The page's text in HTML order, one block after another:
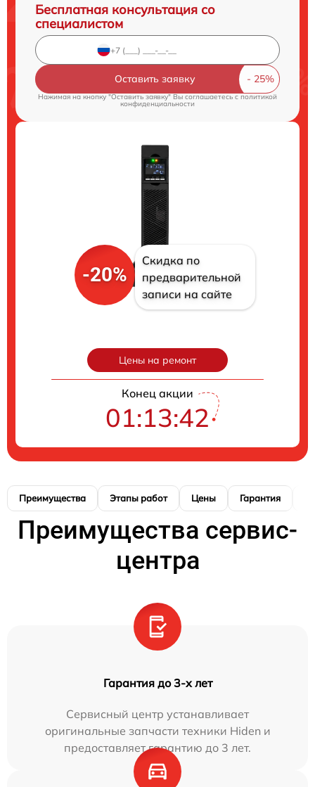
Бесплатная консультация со
специалистом
Оставить заявку
Нажимая на кнопку "Оставить заявку" Вы соглашаетесь c политикой
конфиденциальности
-20%
Скидка по
предварительной
записи на сайте
Цены на ремонт
Конец акции
01:13:41
Преимущества Этапы работ Цены Гарантия
Преимущества сервис-
центра
Гарантия до 3-х лет
Сервисный центр устанавливает
оригинальные запчасти техники Hiden и
предоставляет гарантию до 3 лет.